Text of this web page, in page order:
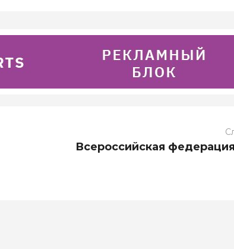
Всероссийская